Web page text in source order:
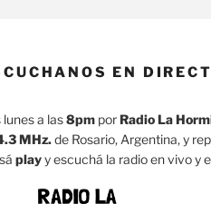
EN
lunes a las8pmporRadio La
MHz.de Rosario, Argentina, y
playy escuchá la radio en vivo y